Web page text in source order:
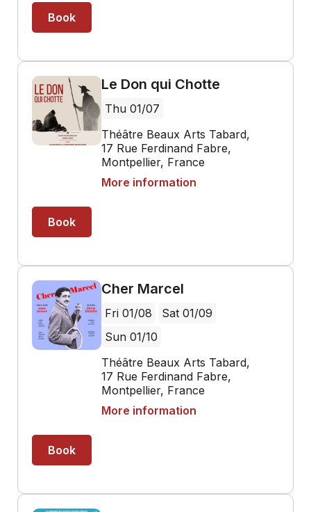
Book
Le Don qui Chotte
Thu 01/07
Théâtre Beaux Arts Tabard,
17 Rue Ferdinand Fabre,
Montpellier, France
More information
Book
Cher Marcel
Fri 01/08
Sat 01/09
Sun 01/10
Théâtre Beaux Arts Tabard,
17 Rue Ferdinand Fabre,
Montpellier, France
More information
Book